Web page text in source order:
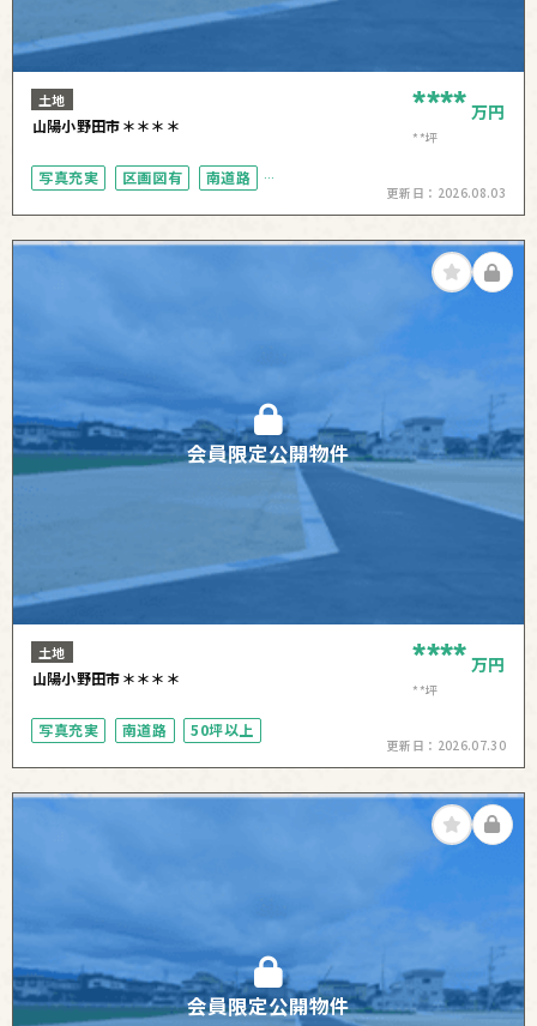
土地
山陽小野田市＊＊＊＊ **** 万円
**坪
写真充実 区画図有
南道路
更新日： 2026.08.03
会員限定公開物件
土地
山陽小野田市＊＊＊＊ **** 万円
**坪
写真充実 南道路 50坪以上
更新日： 2026.07.30
会員限定公開物件